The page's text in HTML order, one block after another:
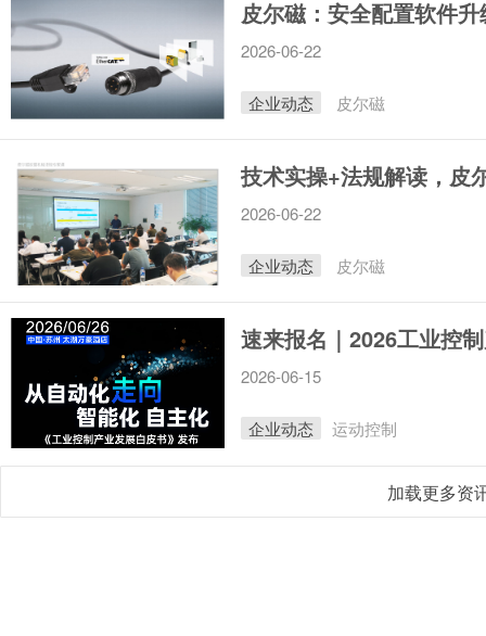
皮尔磁：安全配置软件
2026-06-22
企业动态 皮尔磁
技术实操+法规解读，皮
2026-06-22
企业动态 皮尔磁
2026-06-15
企业动态 运动控制
加载更多资